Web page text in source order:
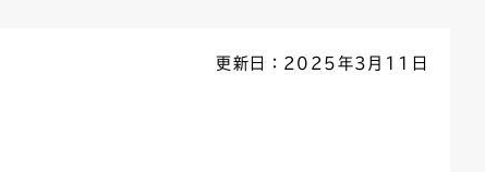
更新日：2025年3月11日